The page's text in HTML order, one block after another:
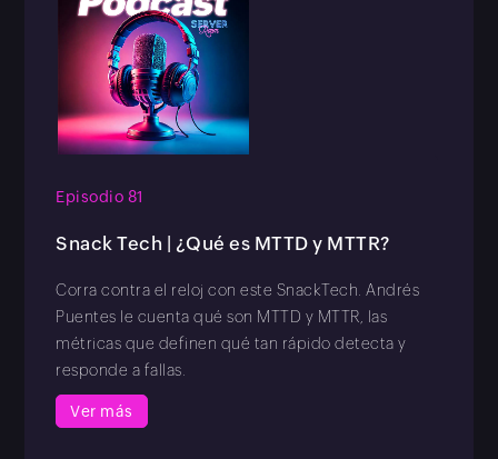
Episodio 81
Snack Tech | ¿Qué es MTTD y MTTR?
Corra contra el reloj con este SnackTech. Andrés
Puentes le cuenta qué son MTTD y MTTR, las
métricas que definen qué tan rápido detecta y
responde a fallas.
Ver más